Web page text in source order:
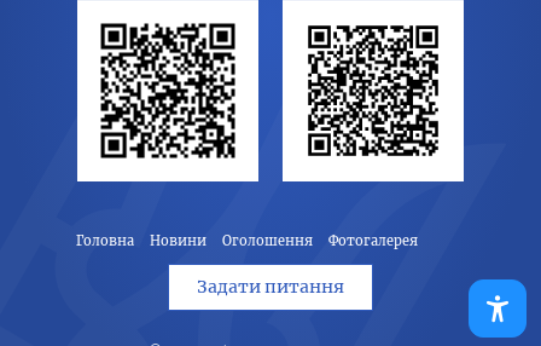
Головна Новини Оголошення Фотогалерея
Задати питання